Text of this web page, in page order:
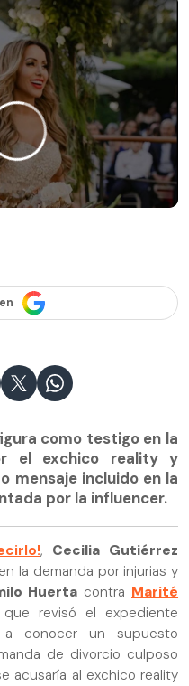
como testigo en la
el exchico reality y
mensaje incluido en la
por la influencer.
, Cecilia Gutiérrez
la demanda por injurias y
Huertacontra Marité
revisó el expediente
conocer un supuesto
de divorcio culposo
acusaría al exchico reality